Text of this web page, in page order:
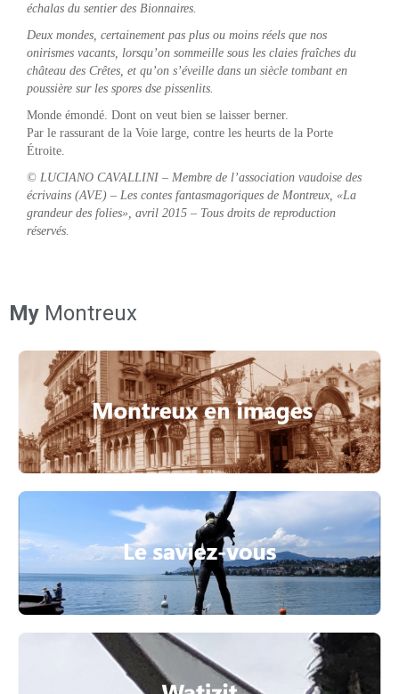
échalas du sentier des Bionnaires.
Deux mondes, certainement pas plus ou moins réels que nos
onirismes vacants, lorsqu’on sommeille sous les claies fraîches du
château des Crêtes, et qu’on s’éveille dans un siècle tombant en
poussière sur les spores dse pissenlits.
Monde émondé. Dont on veut bien se laisser berner.
Par le rassurant de la Voie large, contre les heurts de la Porte
Étroite.
© LUCIANO CAVALLINI – Membre de l’association vaudoise des
écrivains (AVE) – Les contes fantasmagoriques de Montreux, «La
grandeur des folies», avril 2015 – Tous droits de reproduction
réservés.
My Montreux